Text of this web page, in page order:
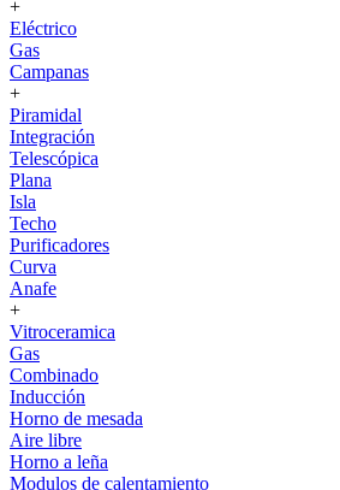
+
Eléctrico
Gas
Campanas
+
Piramidal
Integración
Telescópica
Plana
Isla
Techo
Purificadores
Curva
Anafe
+
Vitroceramica
Gas
Combinado
Inducción
Horno de mesada
Aire libre
Horno a leña
Modulos de calentamiento